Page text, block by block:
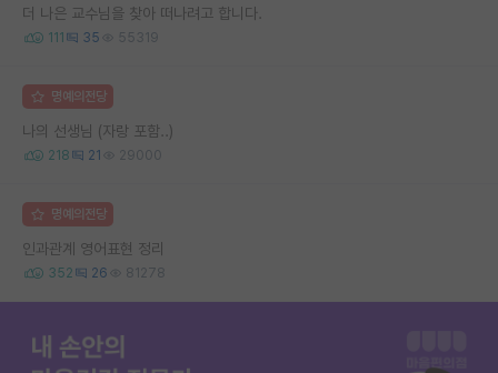
더 나은 교수님을 찾아 떠나려고 합니다.
111 35 55319
명예의전당
나의 선생님 (자랑 포함..)
218 21 29000
명예의전당
인과관계 영어표현 정리
352 26 81278